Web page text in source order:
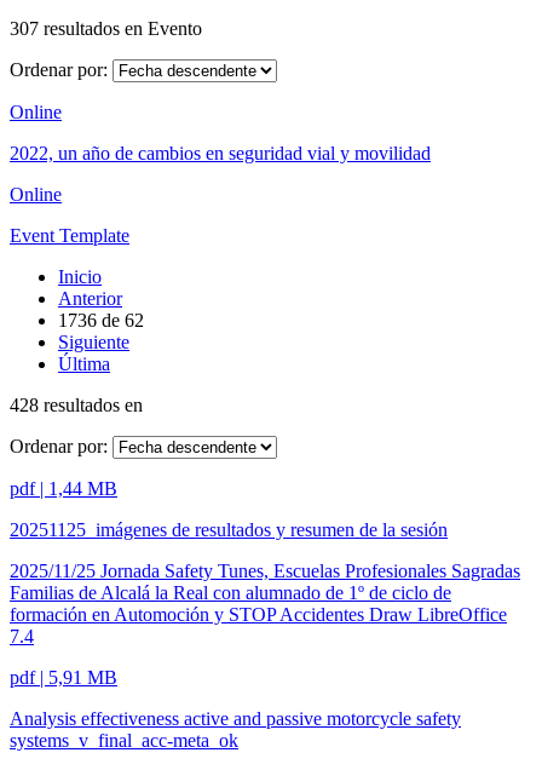
307 resultados en Evento
Ordenar por:
Online
2022, un año de cambios en seguridad vial y movilidad
Online
Event Template
Inicio
Anterior
1736 de 62
Siguiente
Última
428 resultados en
Ordenar por:
pdf | 1,44 MB
20251125_imágenes de resultados y resumen de la sesión
2025/11/25 Jornada Safety Tunes, Escuelas Profesionales Sagradas
Familias de Alcalá la Real con alumnado de 1º de ciclo de
formación en Automoción y STOP Accidentes Draw LibreOffice
7.4
pdf | 5,91 MB
Analysis effectiveness active and passive motorcycle safety
systems_v_final_acc-meta_ok